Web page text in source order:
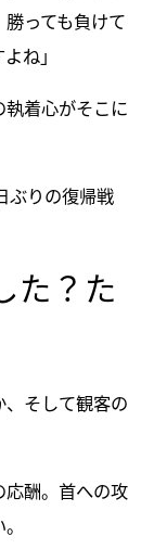
っても負けて
ね」
着心がそこに
ぶりの復帰戦
た？た
そして観客の
酬。首への攻